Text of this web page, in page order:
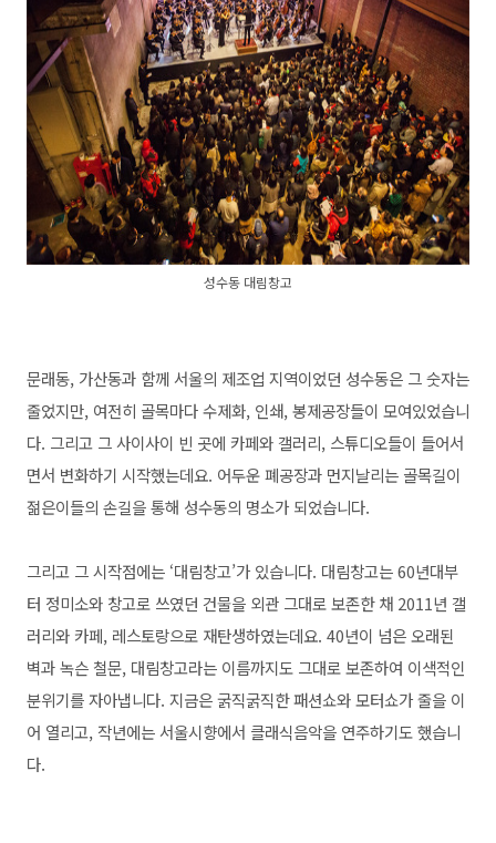
성수동 대림창고
문래동, 가산동과 함께 서울의 제조업 지역이었던 성수동은 그 숫자는
줄었지만, 여전히 골목마다 수제화, 인쇄, 봉제공장들이 모여있었습니
다. 그리고 그 사이사이 빈 곳에 카페와 갤러리, 스튜디오들이 들어서
면서 변화하기 시작했는데요. 어두운 폐공장과 먼지날리는 골목길이
젊은이들의 손길을 통해 성수동의 명소가 되었습니다.
그리고 그 시작점에는 ‘대림창고’가 있습니다. 대림창고는 60년대부
터 정미소와 창고로 쓰였던 건물을 외관 그대로 보존한 채 2011년 갤
러리와 카페, 레스토랑으로 재탄생하였는데요. 40년이 넘은 오래된
벽과 녹슨 철문, 대림창고라는 이름까지도 그대로 보존하여 이색적인
분위기를 자아냅니다. 지금은 굵직굵직한 패션쇼와 모터쇼가 줄을 이
어 열리고, 작년에는 서울시향에서 클래식음악을 연주하기도 했습니
다.